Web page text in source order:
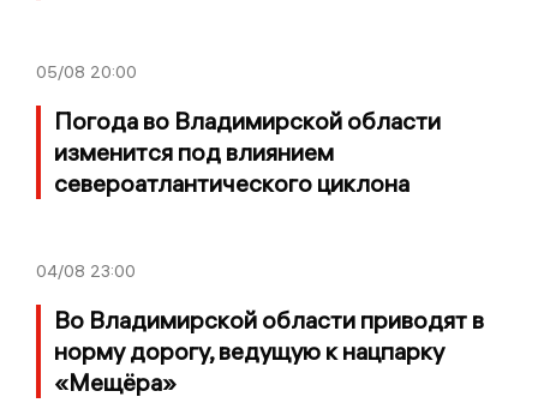
05/08 20:00
Погода во Владимирской области
изменится под влиянием
североатлантического циклона
04/08 23:00
Во Владимирской области приводят в
норму дорогу, ведущую к нацпарку
«Мещёра»